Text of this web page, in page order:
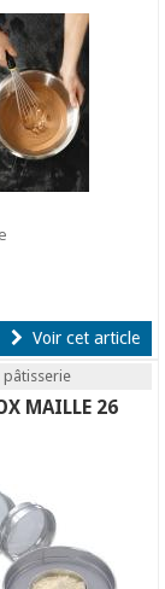
Voir cet article
pâtisserie
MAILLE 26